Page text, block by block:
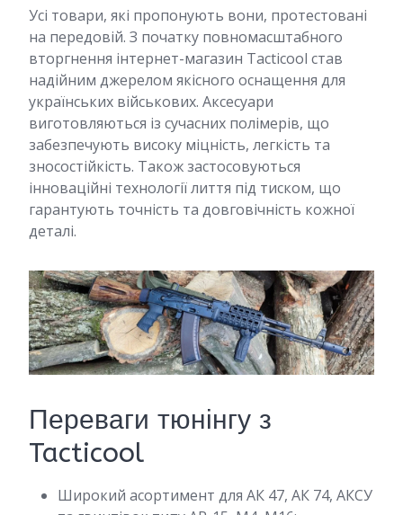
Усі товари, які пропонують вони, протестовані
на передовій. З початку повномасштабного
вторгнення інтернет-магазин Tacticool став
надійним джерелом якісного оснащення для
українських військових. Аксесуари
виготовляються із сучасних полімерів, що
забезпечують високу міцність, легкість та
зносостійкість. Також застосовуються
інноваційні технології лиття під тиском, що
гарантують точність та довговічність кожної
деталі.
Переваги тюнінгу з
Tacticool
Широкий асортимент для АК 47, АК 74, АКСУ